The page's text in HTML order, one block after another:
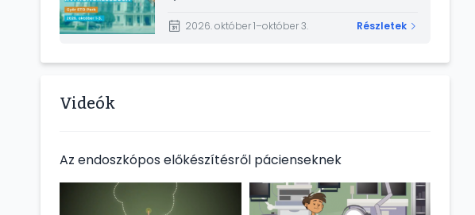
2026. október 1–október 3. Részletek
Videók
Az endoszkópos előkészítésről pácienseknek